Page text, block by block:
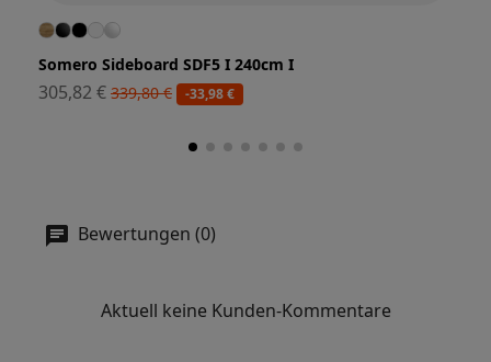
Somero Sideboard SDF5 I 240cm I
305,82 € 339,80 € -33,98 €
Bewertungen (0)
Aktuell keine Kunden-Kommentare